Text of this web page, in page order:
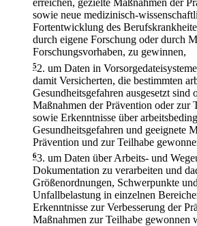
erreichen, gezielte Maßnahmen der
sowie neue medizinisch-
Fortentwicklung des
durch eigene Forschung oder durch
Forschungsvorhaben, zu gewinnen,
52. um Daten in
damit Versicherten, die bestimmten
Gesundheitsgefahren ausgesetzt sind
Maßnahmen der Prävention oder zur
sowie Erkenntnisse über
Gesundheitsgefahren und geeignete
Prävention und zur Teilhabe
63. um Daten über Arbeits- und
Dokumentation zu verarbeiten und
Größenordnungen, Schwerpunkte
Unfallbelastung in einzelnen
Erkenntnisse zur Verbesserung der
Maßnahmen zur Teilhabe gewonnen